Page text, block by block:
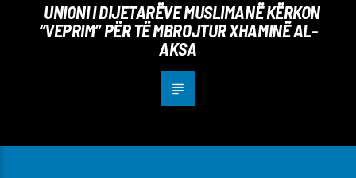
UNIONI I DIJETARËVE MUSLIMANË KËRKON
“VEPRIM” PËR TË MBROJTUR XHAMINË AL-
AKSA